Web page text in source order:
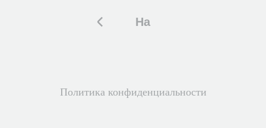
На
Политика конфиденциальности